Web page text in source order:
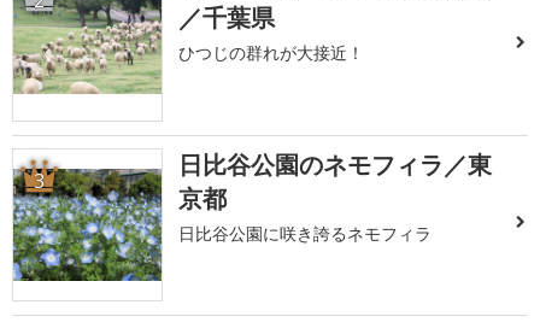
／千葉県
ひつじの群れが大接近！
3
日比谷公園のネモフィラ／東
京都
日比谷公園に咲き誇るネモフィラ